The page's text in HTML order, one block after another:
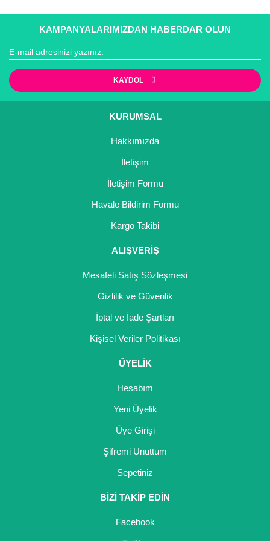
KAMPANYALARIMIZDAN HABERDAR OLUN
KAYDOL
KURUMSAL
Hakkımızda
İletişim
İletişim Formu
Havale Bildirim Formu
Kargo Takibi
ALIŞVERİŞ
Mesafeli Satış Sözleşmesi
Gizlilik ve Güvenlik
İptal ve İade Şartları
Kişisel Veriler Politikası
ÜYELİK
Hesabım
Yeni Üyelik
Üye Girişi
Şifremi Unuttum
Sepetiniz
BİZİ TAKİP EDİN
Facebook